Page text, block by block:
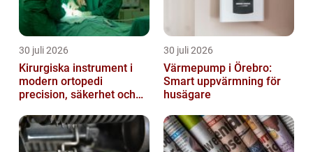
30 juli 2026
Kirurgiska instrument i
modern ortopedi
precision, säkerhet och
30 juli 2026
Värmepump i Örebro:
Smart uppvärmning för
husägare